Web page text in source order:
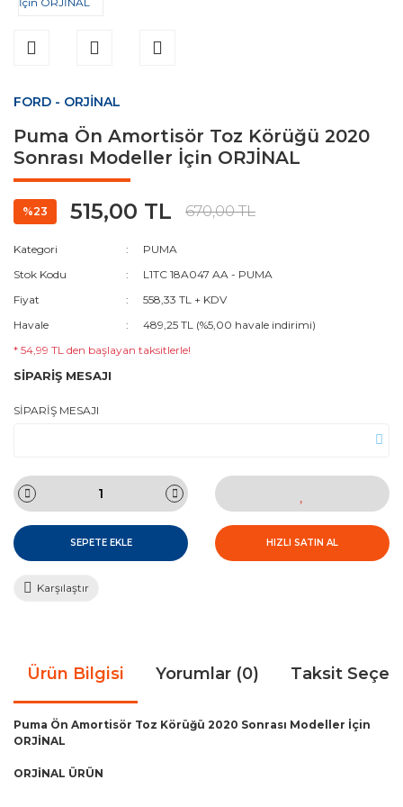
FORD - ORJİNAL
Puma Ön Amortisör Toz Körüğü 2020
Sonrası Modeller İçin ORJİNAL
%23 515,00 TL 670,00 TL
Kategori
PUMA
Stok Kodu
L1TC 18A047 AA - PUMA
Fiyat
558,33 TL + KDV
Havale
489,25 TL (%5,00 havale indirimi)
* 54,99 TL den başlayan taksitlerle!
SİPARİŞ MESAJI
SİPARİŞ MESAJI
SEPETE EKLE HIZLI SATIN AL
Karşılaştır
Ürün Bilgisi Yorumlar (0) Taksit
Puma Ön Amortisör Toz Körüğü 2020 Sonrası Modeller İçin
ORJİNAL
ORJİNAL ÜRÜN
FİESTA (2002-2005)
FİESTA (2009-2012)
FİESTA (2017 Ve Sonrası)
C-max (2003-2008)
C-max CCG (2015-2018)
C-max CEU (2015-2019)
FUSION
MONDEO (2001-2006)
MONDEO (2007-2014)
MONDEO (2014-2019)
TRANSİT 2019-2024 2.0 Motor
TRANSİT V710 2024 Sonrası
CUSTOM 2018-2023 2.0 Motor
CUSTOM 2023 VE SONRASI
COURİER (2023 VE SONRASI)
RANGER (1998-2005)
RANGER (2006-2009)
RANGER (2012-2022)
RANGER (2022-Sonrası)